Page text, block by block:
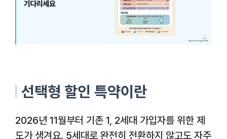
선택형 할인 특약이란
2026년 11월부터 기존 1, 2세대 가입자를 위한 제
도가 생겨요. 5세대로 완전히 전환하지 않고도 자주